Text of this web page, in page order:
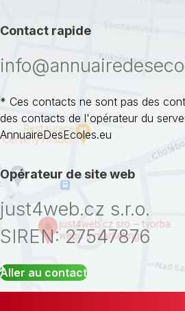
Contact rapide
* Ces contacts ne sont pas des
des contacts de l'opérateur du
AnnuaireDesEcoles.eu
Opérateur de site web
just4web.cz s.r.o.
SIREN: 27547876
Aller au contact